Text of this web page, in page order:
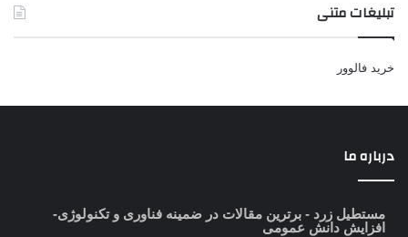
تبلیغات متنی
خرید فالوور
درباره ما
مستطیل زرد - برترین مقالات در ضمینه فناوری و تکنولوژی-
افزایش دانش عمومی